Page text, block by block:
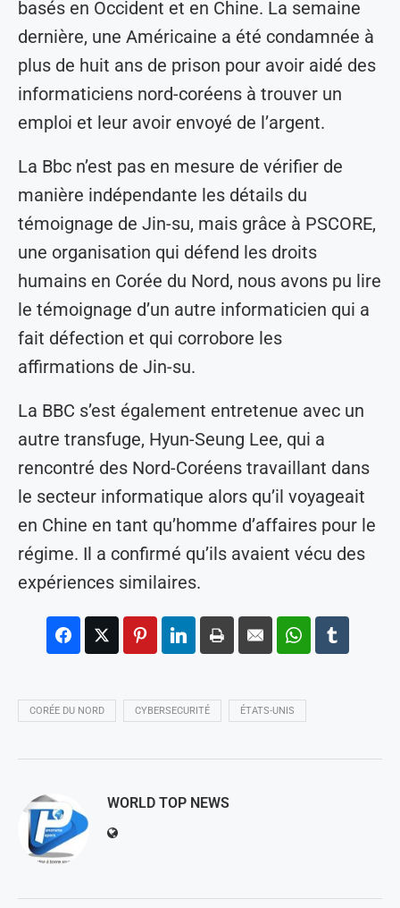
basés en Occident et en Chine. La semaine
dernière, une Américaine a été condamnée à
plus de huit ans de prison pour avoir aidé des
informaticiens nord-coréens à trouver un
emploi et leur avoir envoyé de l’argent.
La Bbc n’est pas en mesure de vérifier de
manière indépendante les détails du
témoignage de Jin-su, mais grâce à PSCORE,
une organisation qui défend les droits
humains en Corée du Nord, nous avons pu lire
le témoignage d’un autre informaticien qui a
fait défection et qui corrobore les
affirmations de Jin-su.
La BBC s’est également entretenue avec un
autre transfuge, Hyun-Seung Lee, qui a
rencontré des Nord-Coréens travaillant dans
le secteur informatique alors qu’il voyageait
en Chine en tant qu’homme d’affaires pour le
régime. Il a confirmé qu’ils avaient vécu des
expériences similaires.
CORÉE DU NORD CYBERSECURITÉ ÉTATS-UNIS
WORLD TOP NEWS